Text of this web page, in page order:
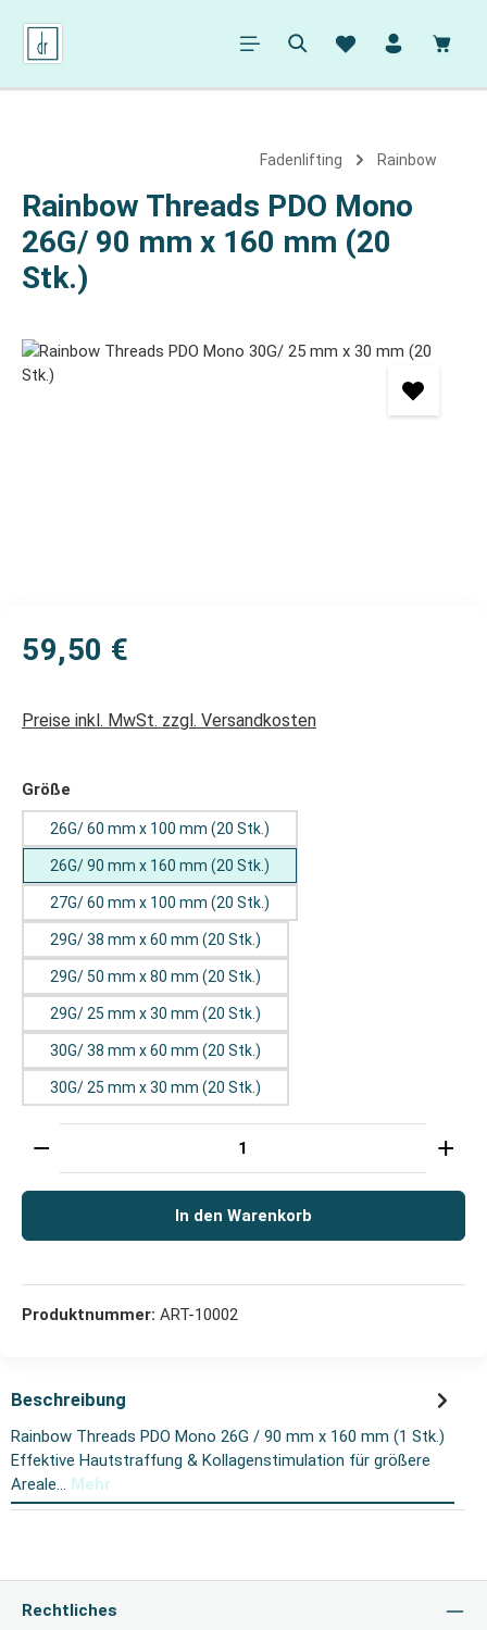
springen
Fadenlifting Rainbow
Rainbow Threads PDO Mono
26G/ 90 mm x 160 mm (20
Stk.)
Bildergalerie überspringen
59,50 €
Preise inkl. MwSt. zzgl. Versandkosten
Größe
26G/ 60 mm x 100 mm (20 Stk.)
26G/ 90 mm x 160 mm (20 Stk.)
27G/ 60 mm x 100 mm (20 Stk.)
29G/ 38 mm x 60 mm (20 Stk.)
29G/ 50 mm x 80 mm (20 Stk.)
29G/ 25 mm x 30 mm (20 Stk.)
30G/ 38 mm x 60 mm (20 Stk.)
30G/ 25 mm x 30 mm (20 Stk.)
Produkt Anzahl: Gib den gewünschten Wert ein
In den Warenkorb
Produktnummer: ART-10002
Beschreibung
Rainbow Threads PDO Mono 26G / 90 mm x 160 mm (1 Stk.)
Effektive Hautstraffung & Kollagenstimulation für größere
Areale… Mehr
Rechtliches